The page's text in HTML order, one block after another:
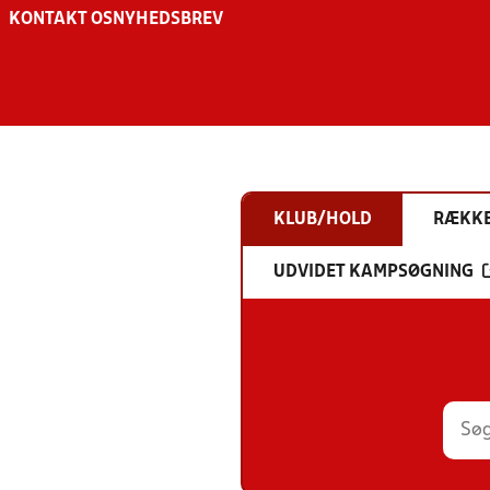
KONTAKT OS NYHEDSBREV
KLUB/HOLD
UDVIDET KAMPSØGNING